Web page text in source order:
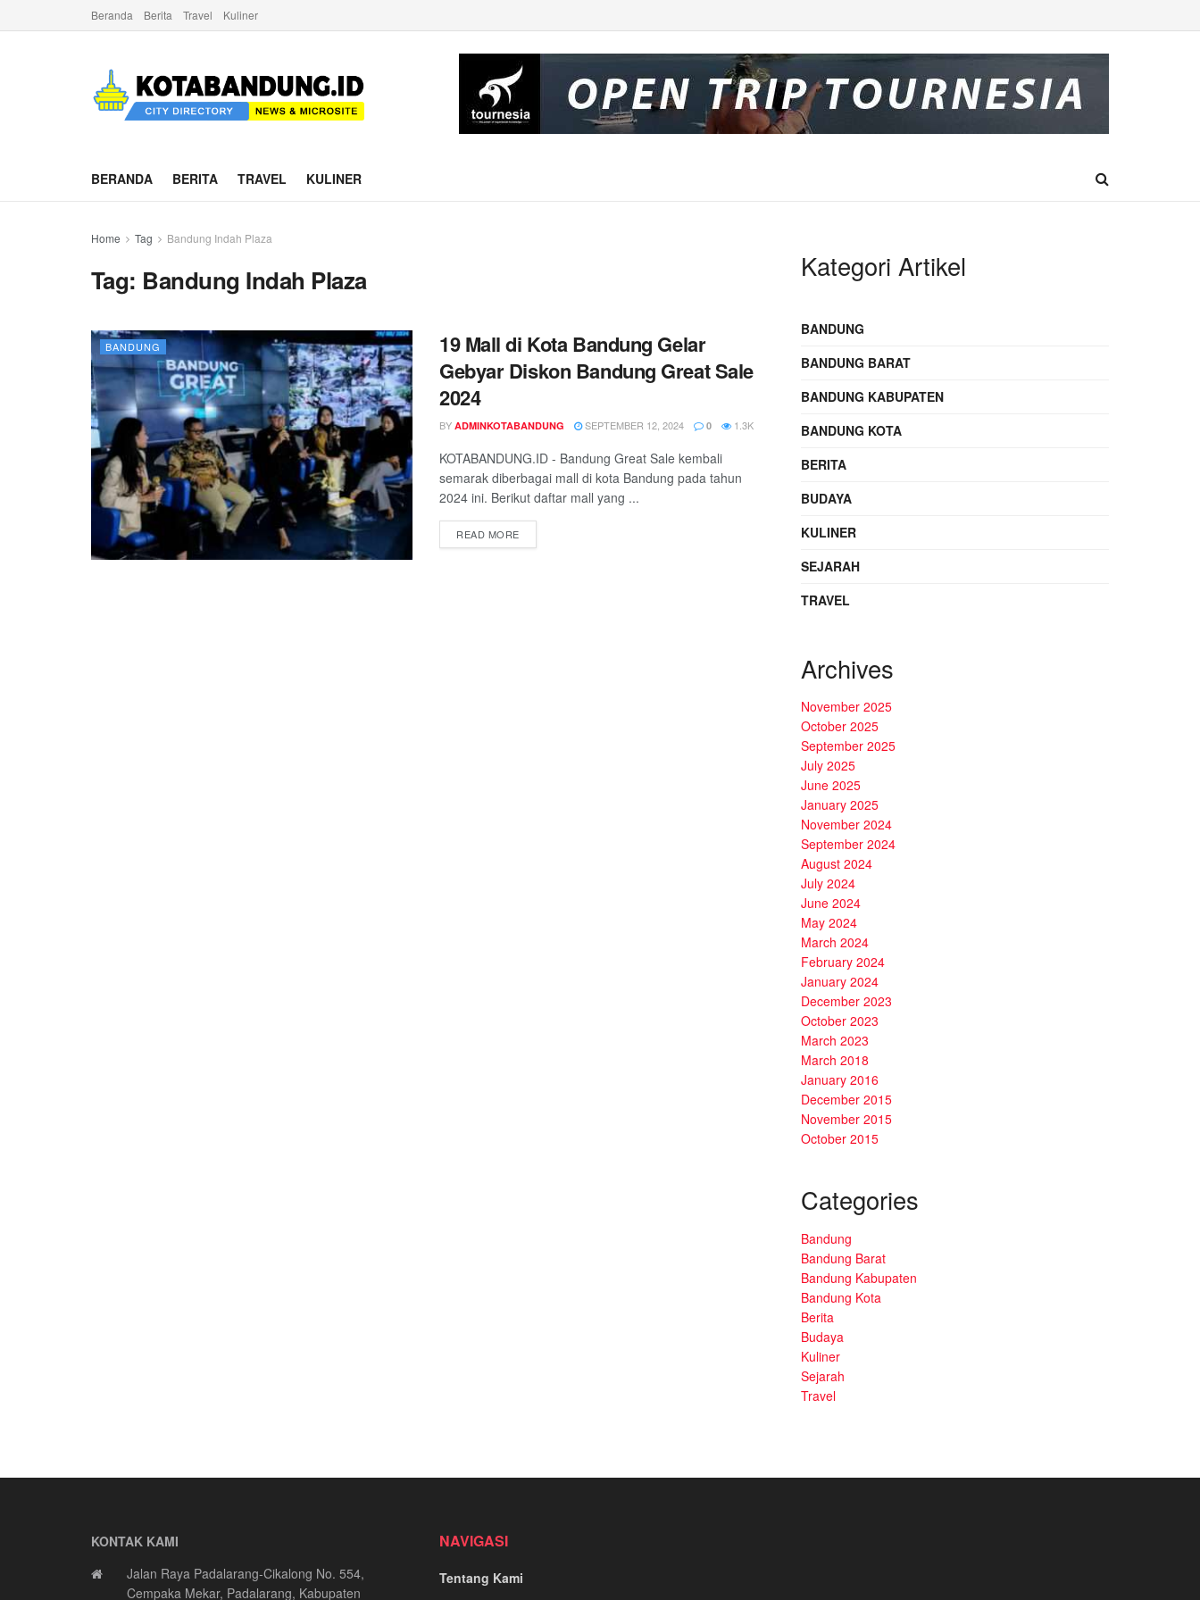
Beranda Berita Travel Kuliner
BERANDA BERITA TRAVEL KULINER
Home Tag Bandung Indah Plaza
Tag: Bandung Indah Plaza
BANDUNG
19 Mall di Kota Bandung Gelar
Gebyar Diskon Bandung Great Sale
2024
BY ADMINKOTABANDUNG SEPTEMBER 12, 2024 0 1.3K
KOTABANDUNG.ID - Bandung Great Sale kembali
semarak diberbagai mall di kota Bandung pada tahun
2024 ini. Berikut daftar mall yang ...
READ MORE
Kategori Artikel
BANDUNG
BANDUNG BARAT
BANDUNG KABUPATEN
BANDUNG KOTA
BERITA
BUDAYA
KULINER
SEJARAH
TRAVEL
Archives
November 2025
October 2025
September 2025
July 2025
June 2025
January 2025
November 2024
September 2024
August 2024
July 2024
June 2024
May 2024
March 2024
February 2024
January 2024
December 2023
October 2023
March 2023
March 2018
January 2016
December 2015
November 2015
October 2015
Categories
Bandung
Bandung Barat
Bandung Kabupaten
Bandung Kota
Berita
Budaya
Kuliner
Sejarah
Travel
KONTAK KAMI
Jalan Raya Padalarang-Cikalong No. 554,
Cempaka Mekar, Padalarang, Kabupaten
NAVIGASI
Tentang Kami